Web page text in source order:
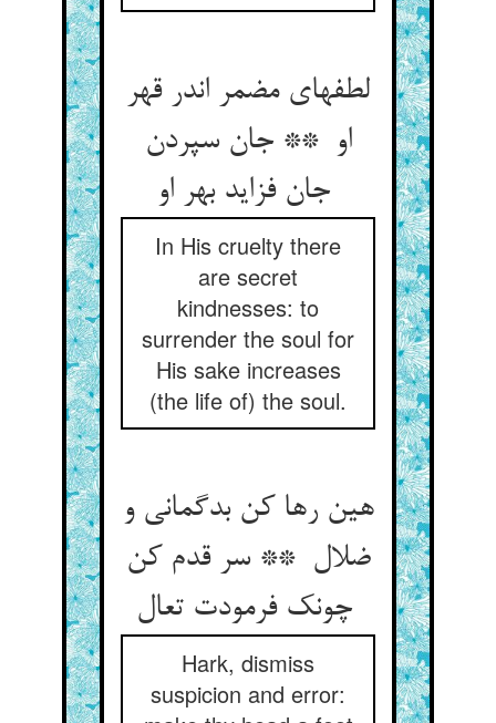
لطفهای مضمر اندر قهر
او ** جان سپردن
In His cruelty there
are secret
kindnesses: to
surrender the soul for
His sake increases
(the life of) the soul.
هین رها کن بدگمانی و
ضلال ** سر قدم کن
چونک فرمودت تعال
Hark, dismiss
suspicion and error: